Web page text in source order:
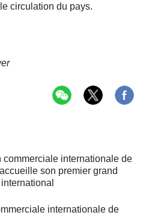
circulation du pays.
commerciale internationale de
son premier grand
internationale de